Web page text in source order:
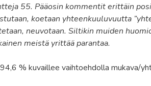
55. Pääosin kommentit erittäin
koetaan yhteenkuuluvuutta
neuvotaan. Siltikin muiden
meistä yrittää parantaa.
% kuvaillee vaihtoehdolla mukava/